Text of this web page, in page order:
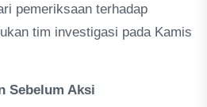
pemeriksaan terhadap
tim investigasi pada Kamis
Sebelum Aksi